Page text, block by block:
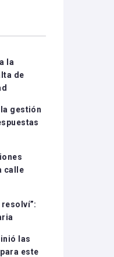
disminuir
el
la
de
gestión
calle
las
este